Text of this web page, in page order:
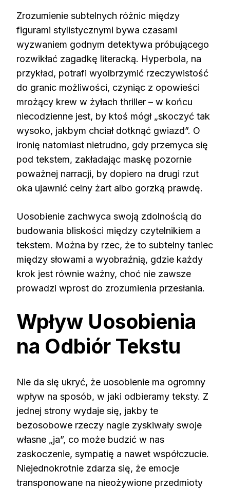
Zrozumienie subtelnych różnic między
figurami stylistycznymi bywa czasami
wyzwaniem godnym detektywa próbującego
rozwikłać zagadkę literacką. Hyperbola, na
przykład, potrafi wyolbrzymić rzeczywistość
do granic możliwości, czyniąc z opowieści
mrożący krew w żyłach thriller – w końcu
niecodzienne jest, by ktoś mógł „skoczyć tak
wysoko, jakbym chciał dotknąć gwiazd”. O
ironię natomiast nietrudno, gdy przemyca się
pod tekstem, zakładając maskę pozornie
poważnej narracji, by dopiero na drugi rzut
oka ujawnić celny żart albo gorzką prawdę.
Uosobienie zachwyca swoją zdolnością do
budowania bliskości między czytelnikiem a
tekstem. Można by rzec, że to subtelny taniec
między słowami a wyobraźnią, gdzie każdy
krok jest równie ważny, choć nie zawsze
prowadzi wprost do zrozumienia przesłania.
Wpływ Uosobienia
na Odbiór Tekstu
Nie da się ukryć, że uosobienie ma ogromny
wpływ na sposób, w jaki odbieramy teksty. Z
jednej strony wydaje się, jakby te
bezosobowe rzeczy nagle zyskiwały swoje
własne „ja”, co może budzić w nas
zaskoczenie, sympatię a nawet współczucie.
Niejednokrotnie zdarza się, że emocje
transponowane na nieożywione przedmioty